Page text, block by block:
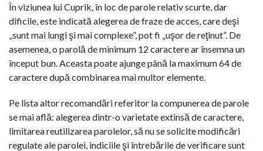
În viziunea lui Cuprik, în loc de parole relativ scurte, dar
dificile, este indicată alegerea de fraze de acces, care deşi
„sunt mai lungi şi mai complexe”, pot fi „uşor de reţinut”. De
asemenea, o parolă de minimum 12 caractere ar însemna un
început bun. Aceasta poate ajunge până la maximum 64 de
caractere după combinarea mai multor elemente.
Pe lista altor recomandări referitor la compunerea de parole
se mai află: alegerea dintr-o varietate extinsă de caractere,
limitarea reutilizarea parolelor, să nu se solicite modificări
regulate ale parolei, indiciile şi întrebările de verificare sunt